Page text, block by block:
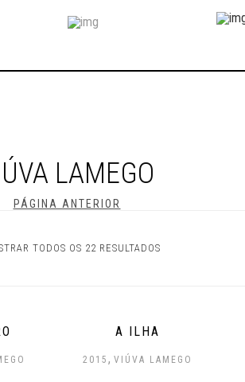
LAMEGO
PÁGINA ANTERIOR
TODOS OS 22 RESULTADOS
A ILHA
2015,VIÚVA LAMEGO